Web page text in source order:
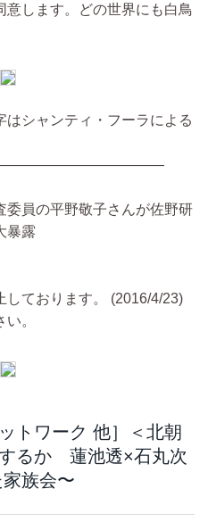
します。どの世界にも白鳥
シャンティ・フーラによる
委員の平野敬子さんが佐野研
暴露
しております。 (2016/4/23)
。
トワーク 他］＜北朝
るか 蓮池透×石丸次
族会〜